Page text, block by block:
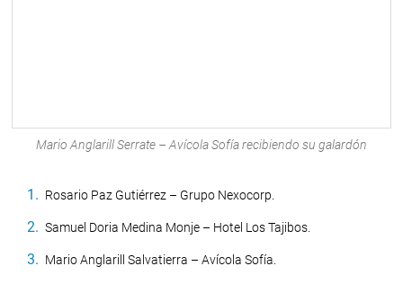
Mario Anglarill Serrate – Avícola Sofía recibiendo su galardón
Rosario Paz Gutiérrez – Grupo Nexocorp.
Samuel Doria Medina Monje – Hotel Los Tajibos.
Mario Anglarill Salvatierra – Avícola Sofía.